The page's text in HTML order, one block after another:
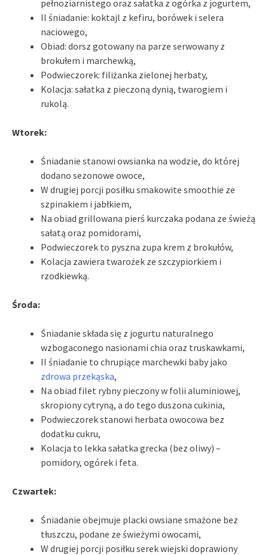
pełnoziarnistego oraz sałatka z ogórka z jogurtem,
II śniadanie: koktajl z kefiru, borówek i selera
naciowego,
Obiad: dorsz gotowany na parze serwowany z
brokułem i marchewką,
Podwieczorek: filiżanka zielonej herbaty,
Kolacja: sałatka z pieczoną dynią, twarogiem i
rukolą.
Wtorek:
Śniadanie stanowi owsianka na wodzie, do której
dodano sezonowe owoce,
W drugiej porcji posiłku smakowite smoothie ze
szpinakiem i jabłkiem,
Na obiad grillowana pierś kurczaka podana ze świeżą
sałatą oraz pomidorami,
Podwieczorek to pyszna zupa krem z brokułów,
Kolacja zawiera twarożek ze szczypiorkiem i
rzodkiewką.
Środa:
Śniadanie składa się z jogurtu naturalnego
wzbogaconego nasionami chia oraz truskawkami,
II śniadanie to chrupiące marchewki baby jako
zdrowa przekąska,
Na obiad filet rybny pieczony w folii aluminiowej,
skropiony cytryną, a do tego duszona cukinia,
Podwieczorek stanowi herbata owocowa bez
dodatku cukru,
Kolacja to lekka sałatka grecka (bez oliwy) –
pomidory, ogórek i feta.
Czwartek:
Śniadanie obejmuje placki owsiane smażone bez
tłuszczu, podane ze świeżymi owocami,
W drugiej porcji posiłku serek wiejski doprawiony